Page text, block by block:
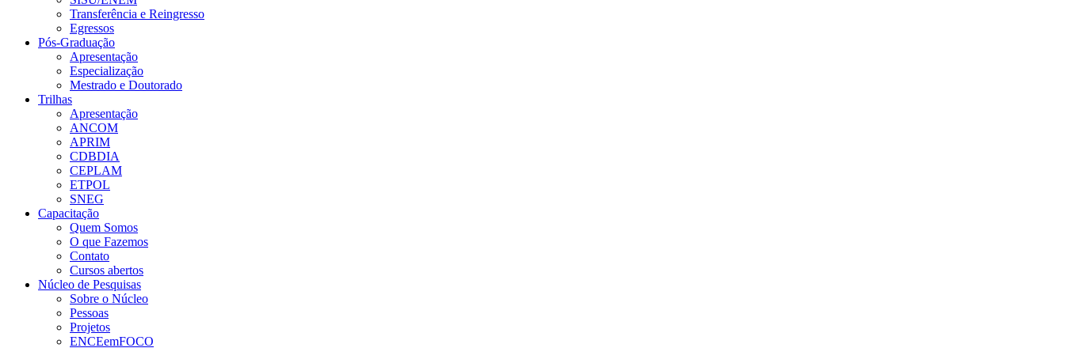
Transferência e Reingresso
Egressos
Pós-Graduação
Apresentação
Especialização
Mestrado e Doutorado
Trilhas
Apresentação
ANCOM
APRIM
CDBDIA
CEPLAM
ETPOL
SNEG
Capacitação
Quem Somos
O que Fazemos
Contato
Cursos abertos
Núcleo de Pesquisas
Sobre o Núcleo
Pessoas
Projetos
ENCEemFOCO